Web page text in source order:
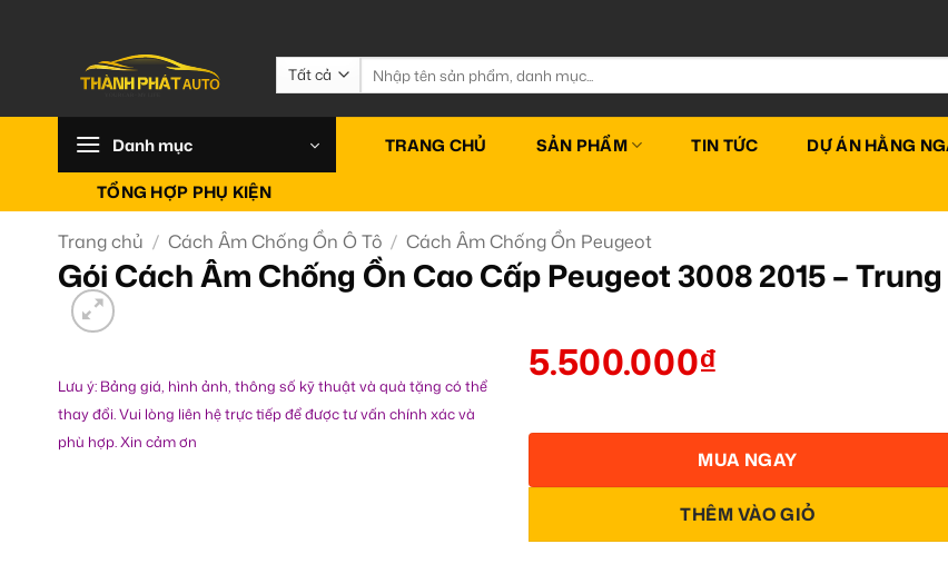
Tìm
kiếm:
Danh mục TRANG CHỦ SẢN PHẨM TIN TỨC DỰ ÁN HẰNG
TỔNG HỢP PHỤ KIỆN
Trang chủ / Cách Âm Chống Ồn Ô Tô / Cách Âm Chống Ồn Peugeot
Gói Cách Âm Chống Ồn Cao Cấp Peugeot 3008 2015 –
Lưu ý: Bảng giá, hình ảnh, thông số kỹ thuật và quà tặng có thể
thay đổi. Vui lòng liên hệ trực tiếp để được tư vấn chính xác và
phù hợp. Xin cảm ơn
5.500.000₫
THÊM VÀO GIỎ
MUA NGAY